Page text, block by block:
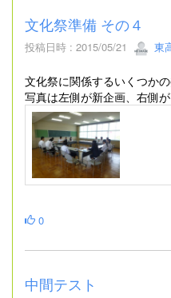
文化祭準備 その４
投稿日時 : 2015/05/21 東
文化祭に関係するいくつか
写真は左側が新企画、右側
0
中間テスト